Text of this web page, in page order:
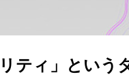
ティ」という